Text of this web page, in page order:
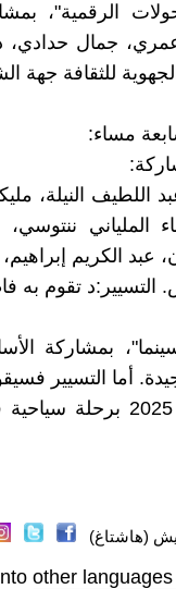
الرقمية"،
عمري، جمال
للثقافة جهة
اللطيف النيلة،
الملياني
الكريم
تقوم به
بمشاركة
أما التسيير
يختتم المهرجان يوم الأحد
(هاشتاغ)
other languages